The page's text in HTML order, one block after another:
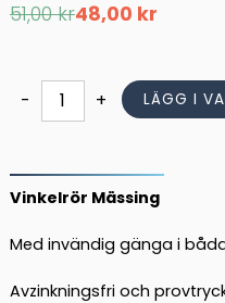
51,00kr
Det
ursprungliga
51,00 kr.
48,00 kr
Det
nuvarande
48,00 kr.
-
Vinkelrör
mängd
+ LÄGG I
Vinkelrör Mässing
Med invändig gänga i
Avzinkningsfri och